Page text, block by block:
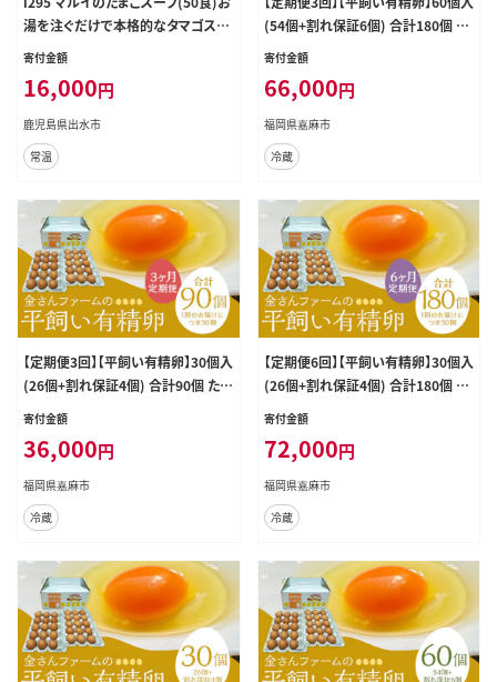
湯を注ぐだけで本格的なタマゴスー
プ！ふわふわ玉子とコクのあるスー
トルト 本格的 簡単調理 アウトドア
キャンプ 非常食 お弁当 朝ごはん お
昼ご飯 晩御飯 数量限定【マルイ食
品】
寄付金額
16,000円
鹿児島県出水市
常温
(54個+割れ保証6個) 合計180個 た
まご 卵 玉子 鶏卵 平飼い 有精卵 定
寄付金額
66,000円
福岡県嘉麻市
冷蔵
【定期便3回】【平飼い有精卵】30個入
(26個+割れ保証4個) 合計90個 たま
ご 卵 玉子 鶏卵 平飼い 有精卵 定期
寄付金額
36,000円
福岡県嘉麻市
冷蔵
【定期便6回】【平飼い有精卵】30個入
(26個+割れ保証4個) 合計180個 た
まご 卵 玉子 鶏卵 平飼い 有精卵 定
寄付金額
72,000円
福岡県嘉麻市
冷蔵